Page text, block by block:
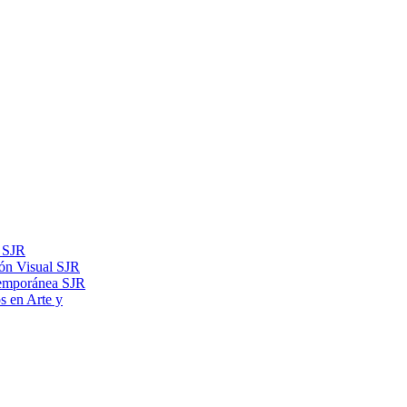
Visual SJR
SJR
en Arte y